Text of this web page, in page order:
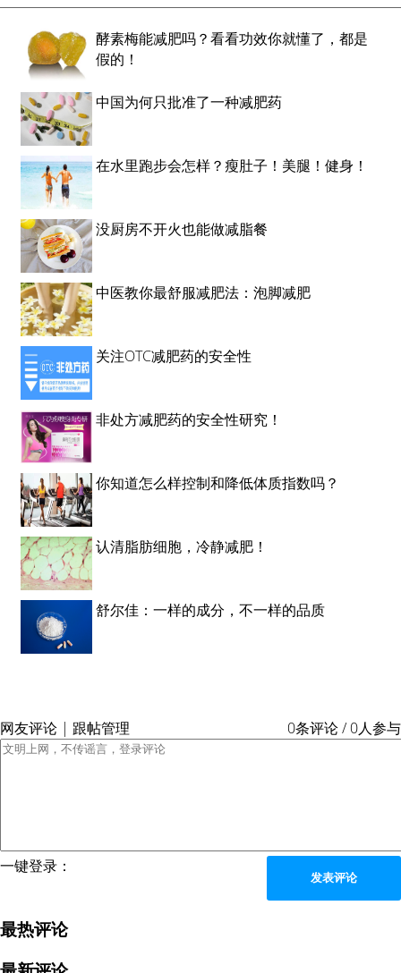
酵素梅能减肥吗？看看功效你就懂了，都是
假的！
中国为何只批准了一种减肥药
在水里跑步会怎样？瘦肚子！美腿！健身！
没厨房不开火也能做减脂餐
中医教你最舒服减肥法：泡脚减肥
关注OTC减肥药的安全性
非处方减肥药的安全性研究！
你知道怎么样控制和降低体质指数吗？
认清脂肪细胞，冷静减肥！
舒尔佳：一样的成分，不一样的品质
网友评论 | 跟帖管理 0条评论 / 0人参与
一键登录：
发表评论
最热评论